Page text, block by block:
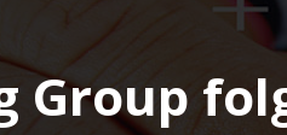
Group